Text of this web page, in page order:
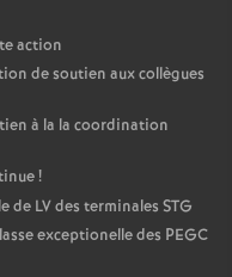
u
r
s
action
de soutien aux collègues
à la la coordination
!
de LV des terminales STG
exceptionelle des PEGC